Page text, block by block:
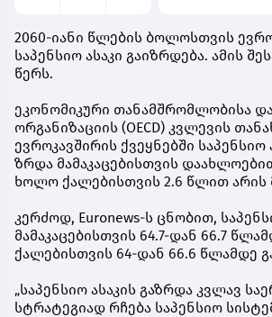
2060-იანი წლების ბოლოსთვის
საპენსიო ასაკი გაიზრდება. ამის
წერს.
ეკონომიკური თანამშრომლობისა
ორგანიზაციის (OECD) კვლევის
ევროკავშირის ქვეყნებში საპენსიო
ზრდა მამაკაცებისთვის
ხოლო ქალებისთვის 2.6 წლით
კერძოდ, Euronews-ს ცნობით,
მამაკაცებისთვის 64.7-დან 66.7
ქალებისთვის 64-დან 66.6 წლამდე
„საპენსიო ასაკის გაზრდა კვლავ
სტრატეგიად რჩება საპენსიო